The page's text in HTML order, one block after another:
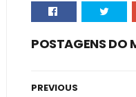
POSTAGENS DO
PREVIOUS